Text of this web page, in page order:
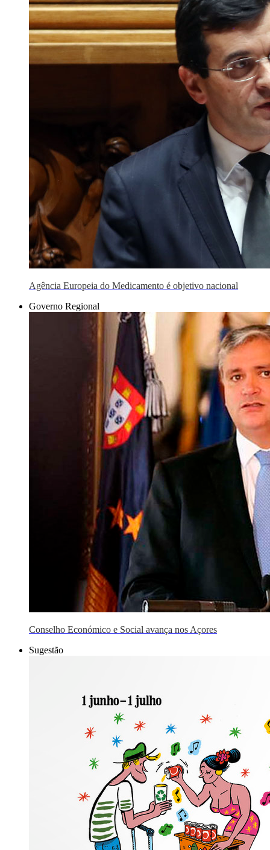
Agência Europeia do Medicamento é objetivo nacional
Governo Regional
Conselho Económico e Social avança nos Açores
Sugestão